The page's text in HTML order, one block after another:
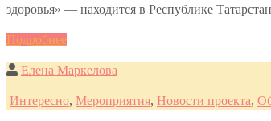
здоровья» — находится в Республике
Подробнее
Елена Маркелова
Интересно, Мероприятия, Новости проекта,